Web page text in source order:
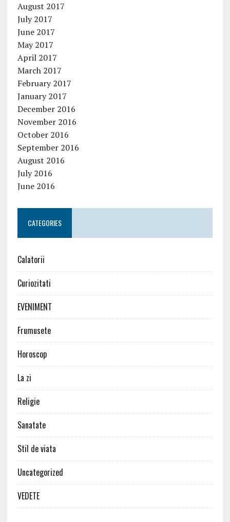
August 2017
July 2017
June 2017
May 2017
April 2017
March 2017
February 2017
January 2017
December 2016
November 2016
October 2016
September 2016
August 2016
July 2016
June 2016
CATEGORIES
Calatorii
Curiozitati
EVENIMENT
Frumusete
Horoscop
La zi
Religie
Sanatate
Stil de viata
Uncategorized
VEDETE